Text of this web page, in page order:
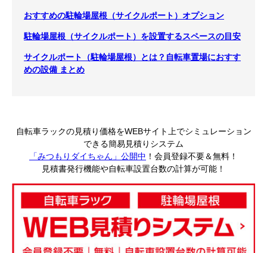
おすすめの駐輪場屋根（サイクルポート）オプション
駐輪場屋根（サイクルポート）を設置するスペースの目安
サイクルポート（駐輪場屋根）とは？自転車置場におすす
めの設備 まとめ
自転車ラックの見積り価格をWEBサイト上でシミュレーション
できる簡易見積りシステム
「みつもりダイちゃん」公開中 ！会員登録不要＆無料！
見積書発行機能や自転車設置台数の計算が可能！